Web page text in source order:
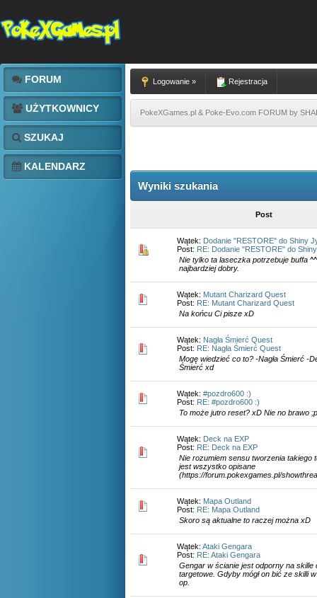
FORUM
UŻYTKOWNICY
SZUKAJ
KALENDARZ
Logowanie » Rejestracja
PokeXGames.pl & Poke-Evo.com FORUM by
Wyniki szukania
Post
Wątek: Dodanie "RESTORE" do Shiny
Post: RE: Dodanie "RESTORE" do
Nie tylko ta laseczka potrzebuje buffa
najbardziej dobry.
Wątek: Mutant Charizard Quest
Post: RE: Mutant Charizard Quest
Na końcu Ci pisze xD
Wątek: Nagła Śmierć Quest
Post: RE: Nagła Śmierć Quest
Mogę wiedzieć co to? -Nagła Śmierć -
Śmierć xd
Wątek: #pozdro600 :)
Post: RE: #pozdro600 :)
To może jutro reset? xD Nie no brawo ;p
Wątek: Deck na EXP
Post: RE: Deck na EXP
Nie rozumiem sensu tworzenia takiego
jest wszystko opisane
(https://forum.pokexgames.pl/
Wątek: Mapa Outland
Post: RE: Mapa Outland
Skoro są aktualne to raczej można xD
Wątek: Ataki Gengara
Post: RE: Ataki Gengara
Gengar w ścianie jest odporny na skille
targetowe. Gdyby mógł on bić ze skilli
op.